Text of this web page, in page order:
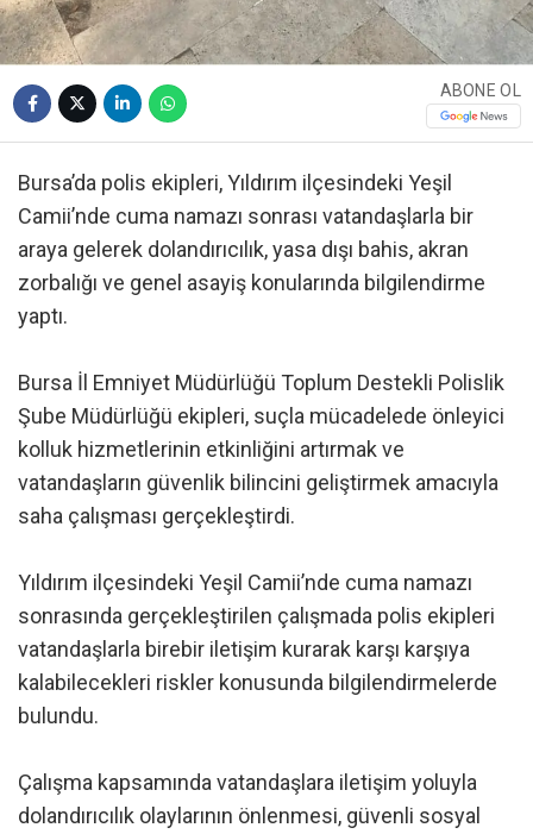
ABONE OL
Bursa’da polis ekipleri, Yıldırım ilçesindeki Yeşil
Camii’nde cuma namazı sonrası vatandaşlarla bir
araya gelerek dolandırıcılık, yasa dışı bahis, akran
zorbalığı ve genel asayiş konularında bilgilendirme
yaptı.
Bursa İl Emniyet Müdürlüğü Toplum Destekli Polislik
Şube Müdürlüğü ekipleri, suçla mücadelede önleyici
kolluk hizmetlerinin etkinliğini artırmak ve
vatandaşların güvenlik bilincini geliştirmek amacıyla
saha çalışması gerçekleştirdi.
Yıldırım ilçesindeki Yeşil Camii’nde cuma namazı
sonrasında gerçekleştirilen çalışmada polis ekipleri
vatandaşlarla birebir iletişim kurarak karşı karşıya
kalabilecekleri riskler konusunda bilgilendirmelerde
bulundu.
Çalışma kapsamında vatandaşlara iletişim yoluyla
dolandırıcılık olaylarının önlenmesi, güvenli sosyal